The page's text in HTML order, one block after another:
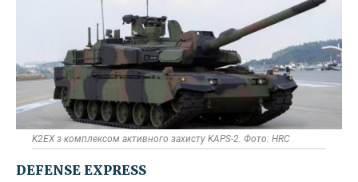
K2EX з комплексом активного захисту KAPS-2. Фото: HRC
DEFENSE EXPRESS